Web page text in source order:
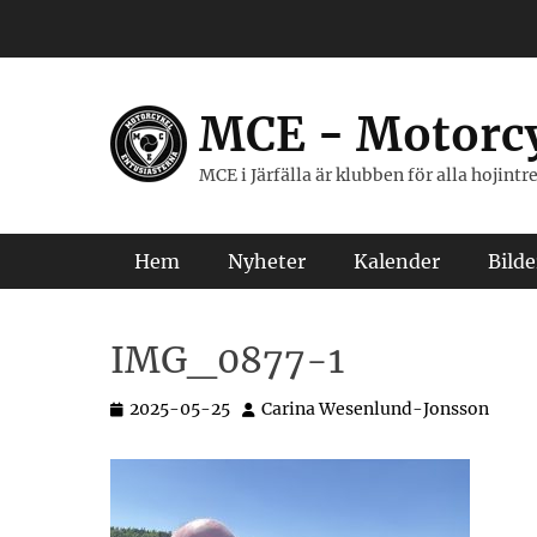
MCE -
MCE i Järfälla är klubben för alla
Primär meny
Hem Nyheter Kalender
IMG_0877-1
Postades
2025-05-25 Författare
Carina Wesenlund-Jonsson